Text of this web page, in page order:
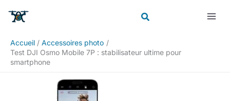
Accueil
Accessoires photo
Test DJI Osmo Mobile 7P : stabilisateur ultime pour
smartphone